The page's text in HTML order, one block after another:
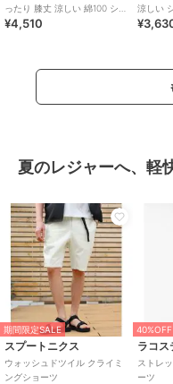
ったり 膝丈 涼しい 綿100 ショ
ートパンツ ハーパン 短パン
¥4,510
涼しい
ン ショ
夏のレジャーへ、軽
期間限定SALE
スプートニクス
ウォッシュドツイル クライミ
ングショーツ
40%OFF
ラコス
ストレ
ーツ